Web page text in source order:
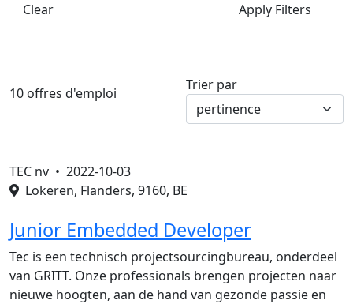
Clear
Apply Filters
10 offres d'emploi Trier par
TEC nv • 2022-10-03
Lokeren, Flanders, 9160, BE
Junior Embedded Developer
Tec is een technisch projectsourcingbureau, onderdeel
van GRITT. Onze professionals brengen projecten naar
nieuwe hoogten, aan de hand van gezonde passie en